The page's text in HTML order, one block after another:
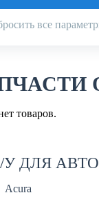
все
товаров.
У ДЛЯ
Acura